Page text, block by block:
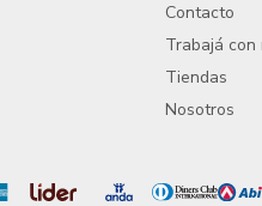
Contacto
Trabajá con
Tiendas
Nosotros